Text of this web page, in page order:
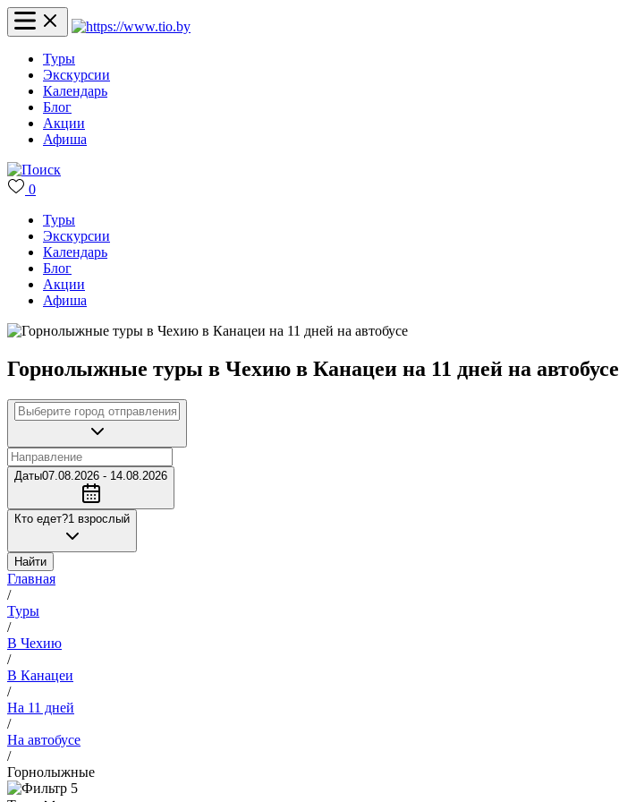
Туры
Экскурсии
Календарь
Блог
Акции
Афиша
0
Туры
Экскурсии
Календарь
Блог
Акции
Афиша
Горнолыжные туры в Чехию в Канацеи на 11 дней на автобусе
Даты07.08.2026 - 14.08.2026
Кто едет?1 взрослый
Найти
Главная
/
Туры
/
В Чехию
/
В Канацеи
/
На 11 дней
/
На автобусе
/
Горнолыжные
5